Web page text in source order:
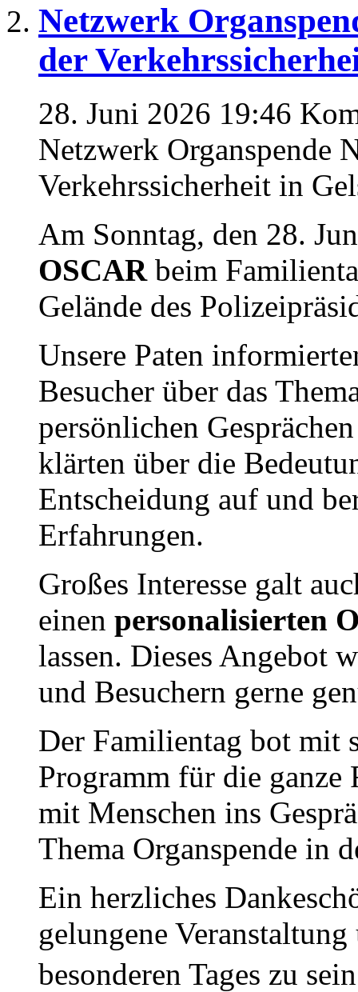
Netzwerk
der
28. Juni 2026 19:46
Netzwerk Organspende
Verkehrssicherheit in
Am Sonntag, den 28.
OSCARbeim
Gelände des
Unsere Paten
Besucher über das
persönlichen
klärten über die
Entscheidung auf und
Erfahrungen.
Großes Interesse galt
einen personalisierten
lassen. Dieses Angebot
und Besuchern gerne
Der Familientag bot mit
Programm für die ganze
mit Menschen ins
Thema Organspende in
Ein herzliches
gelungene
besonderen Tages zu